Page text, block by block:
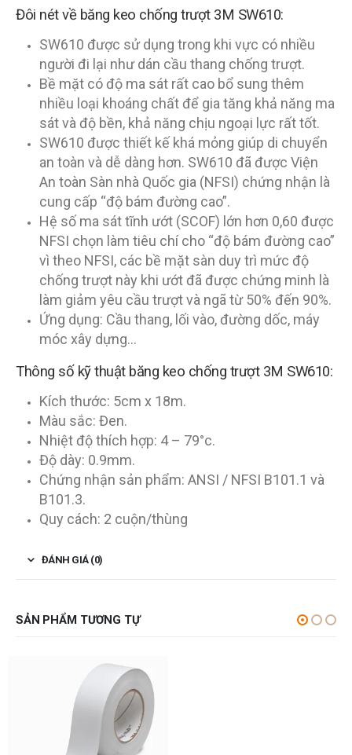
Đôi nét về băng keo chống trượt 3M SW610:
SW610 được sử dụng trong khi vực có nhiều
người đi lại như dán cầu thang chống trượt.
Bề mặt có độ ma sát rất cao bổ sung thêm
nhiều loại khoáng chất để gia tăng khả năng ma
sát và độ bền, khả năng chịu ngoại lực rất tốt.
SW610 được thiết kế khá mỏng giúp di chuyển
an toàn và dễ dàng hơn. SW610 đã được Viện
An toàn Sàn nhà Quốc gia (NFSI) chứng nhận là
cung cấp “độ bám đường cao”.
Hệ số ma sát tĩnh ướt (SCOF) lớn hơn 0,60 được
NFSI chọn làm tiêu chí cho “độ bám đường cao”
vì theo NFSI, các bề mặt sàn duy trì mức độ
chống trượt này khi ướt đã được chứng minh là
làm giảm yêu cầu trượt và ngã từ 50% đến 90%.
Ứng dụng: Cầu thang, lối vào, đường dốc, máy
móc xây dựng…
Thông số kỹ thuật băng keo chống trượt 3M SW610:
Kích thước: 5cm x 18m.
Màu sắc: Đen.
Nhiệt độ thích hợp: 4 – 79°c.
Độ dày: 0.9mm.
Chứng nhận sản phẩm: ANSI / NFSI B101.1 và
B101.3.
Quy cách: 2 cuộn/thùng
ĐÁNH GIÁ (0)
SẢN PHẨM TƯƠNG TỰ